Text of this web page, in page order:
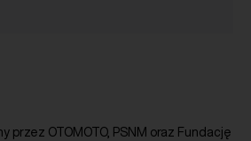
przez OTOMOTO, PSNM oraz Fundację